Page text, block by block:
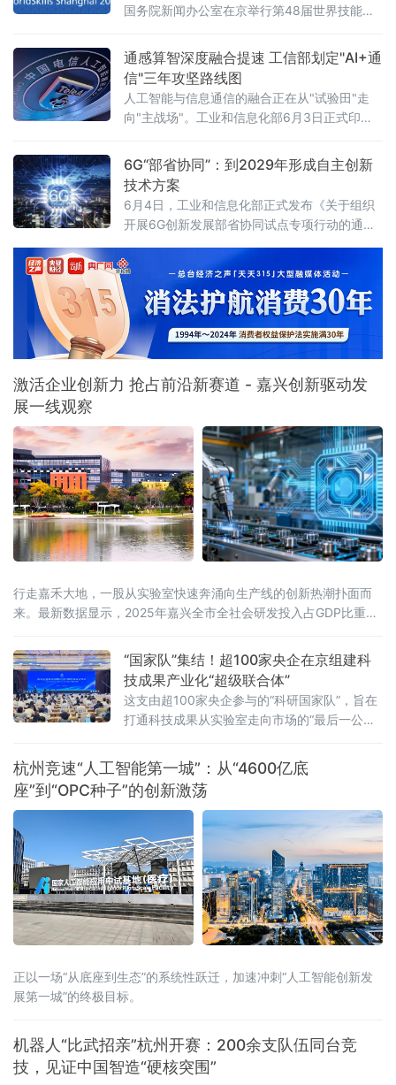
国务院新闻办公室在京举行第48届世界技能大
22日至27日在国家会展中心（上海）隆重举
办，届时将有来自73个国家和地区的近1500名
顶尖技能青年选手“论剑”黄浦江畔，共同角逐
64个比赛项目的桂冠，并有望创下历届比赛项
目、参赛人数及参与成员国家和地区数量三
通感算智深度融合提速 工信部划定"AI+通
信"三年攻坚路线图
人工智能与信息通信的融合正在从"试验田"走
向"主战场"。工业和信息化部6月3日正式印发
（2026—2028年）》（工信部通信〔2026〕
121号），以四大方向、17项具体任务，为未来
三年产业融合创新画出清晰作战图。目标锁
定：2028年城域算力1毫秒时延圈覆盖率不低于
75%《实施意见》明确，到2028年，人工智能
6G“部省协同”：到2029年形成自主创新
技术方案
6月4日，工业和信息化部正式发布《关于组织
开展6G创新发展部省协同试点专项行动的通
知》，决定面向各省、自治区、直辖市组织开
展6G创新发展部省协同试点。该行动旨在充分
发挥我国新型举国体制优势，凝聚重点地方、
重点企业创新资源，共同开展6G技术创新、产
业生态培育和应
激活企业创新力 抢占前沿新赛道 - 嘉兴创新驱动发
展一线观察
行走嘉禾大地，一股从实验室快速奔涌向生产线的创新热潮扑面而
来。最新数据显示，2025年嘉兴全市全社会研发投入占GDP比重达
连续五年保持全省第一。亮眼数字背后，“国家队”集结！超100家央企在京组建科
技成果产业化“超级联合体”
这支由超100家央企参与的“科研国家队”，旨在
打通科技成果从实验室走向市场的“最后一公
超百家企业集结，打造万亿级交易平台此次成
立的“中央企业科技成果产业化联合体”涵盖了我
国所有中央
杭州竞速“人工智能第一城”：从“4600亿底
座”到“OPC种子”的创新激荡
正以一场“从底座到生态”的系统性跃迁，加速冲刺“人工智能创新发
展第一城”的终极目标。
机器人“比武招亲”杭州开赛：200余支队伍同台竞
技，见证中国智造“硬核突围”